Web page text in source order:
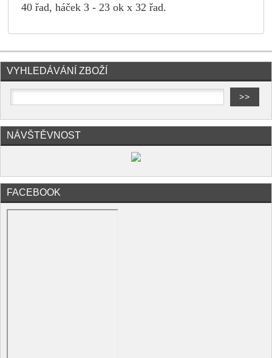
40 řad, háček 3 - 23 ok x 32 řad.
VYHLEDÁVÁNÍ ZBOŽÍ
NÁVŠTĚVNOST
FACEBOOK